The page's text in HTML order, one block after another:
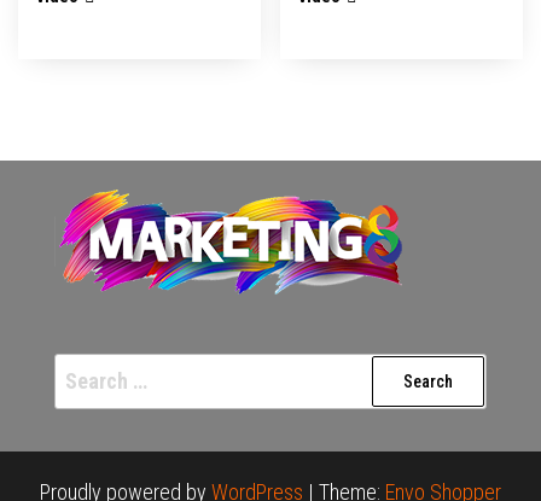
Search
for:
Proudly powered by WordPress | Theme: Envo Shopper